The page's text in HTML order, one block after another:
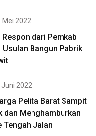
Mei 2022
Respon dari Pemkab
Bangun Pabrik
Juni 2022
Pelita Barat Sampit
dan Menghamburkan
Tengah Jalan